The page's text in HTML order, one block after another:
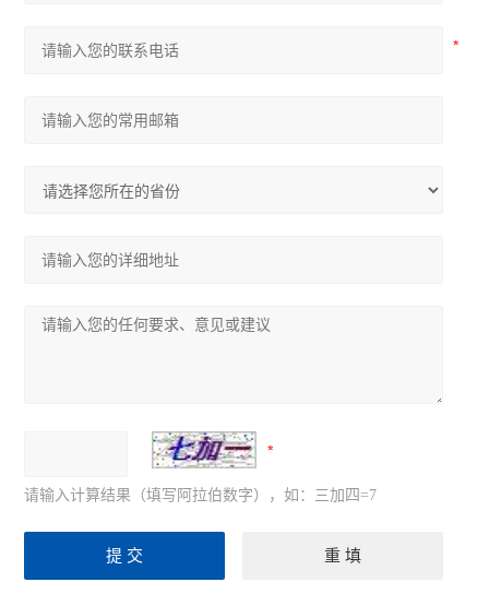
请输入计算结果（填写阿拉伯数字），如：三加四=7